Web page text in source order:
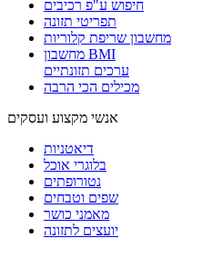
חיפוש ע"פ רכיבים
תפריטי תזונה
מחשבון שריפת קלוריות
מחשבון BMI
ערכים תזונתיים
מכילים הכי הרבה
אנשי מקצוע ועסקים
דיאטניות
בלוגרי אוכל
נטורופתים
שפים וטבחים
מאמני כושר
יועצים לתזונה